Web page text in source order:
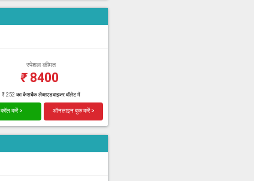
स्पेशल कीमत
₹8400
₹ 252 का कैशबैक लैब्सएडवाइजर वॉलेट में
कॉल करें > ऑनलाइन बुक करें >